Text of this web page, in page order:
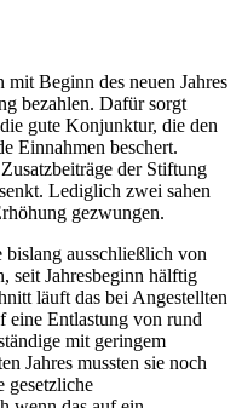
Beginn des neuen Jahres
bezahlen. Dafür sorgt
gute Konjunktur, die den
Einnahmen beschert.
der Stiftung
Lediglich zwei sahen
gezwungen.
ausschließlich von
seit Jahresbeginn hälftig
läuft das bei Angestellten
eine Entlastung von rund
mit geringem
Jahres mussten sie noch
gesetzliche